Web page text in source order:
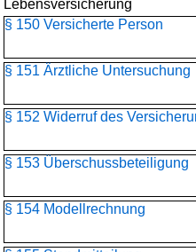
Lebensversicherung
§ 150 Versicherte Person
§ 151 Ärztliche Untersuchung
§ 152 Widerruf des
§ 153 Überschussbeteiligung
§ 154 Modellrechnung